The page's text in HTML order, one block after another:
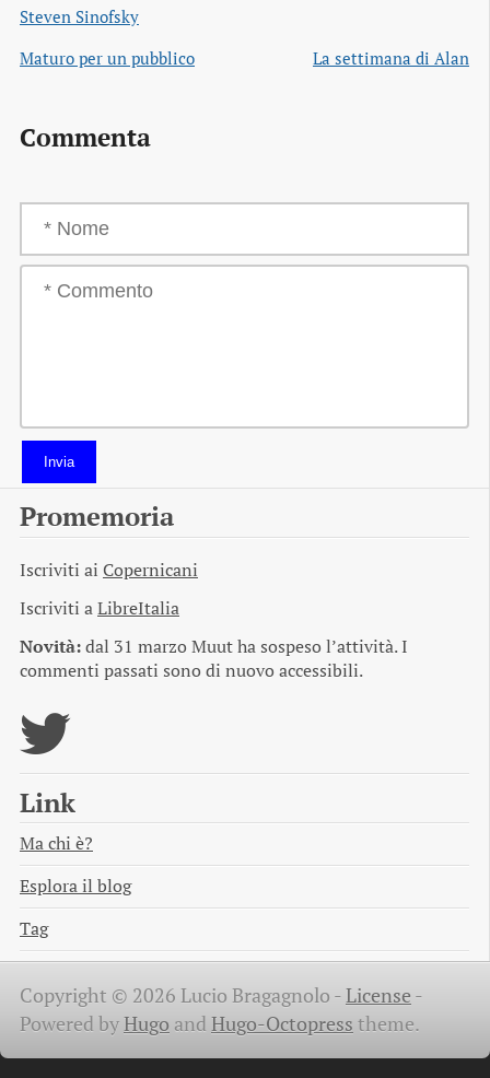
Steven Sinofsky
Maturo per un pubblico
La settimana di Alan
Commenta
Invia
Promemoria
Iscriviti ai Copernicani
Iscriviti aLibreItalia
Novità:dal 31 marzo Muut ha sospeso l’attività. I
commenti passati sono di nuovo accessibili.
Link
Ma chi è?
Esplora il blog
Tag
Copyright © 2026 Lucio Bragagnolo -License -
Powered byHugo and Hugo-Octopress theme.